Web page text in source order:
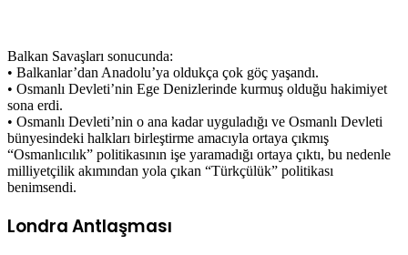
Balkan Savaşları sonucunda:
• Balkanlar’dan Anadolu’ya oldukça çok göç yaşandı.
• Osmanlı Devleti’nin Ege Denizlerinde kurmuş olduğu hakimiyet
sona erdi.
• Osmanlı Devleti’nin o ana kadar uyguladığı ve Osmanlı Devleti
bünyesindeki halkları birleştirme amacıyla ortaya çıkmış
“Osmanlıcılık” politikasının işe yaramadığı ortaya çıktı, bu nedenle
milliyetçilik akımından yola çıkan “Türkçülük” politikası
benimsendi.
Londra Antlaşması